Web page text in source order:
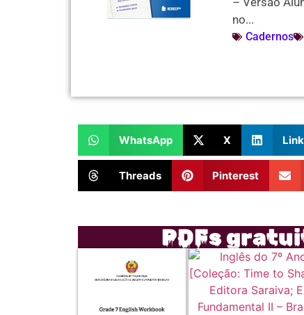
no...
Cadernos
WhatsApp X
Threads Pinterest
PDFs